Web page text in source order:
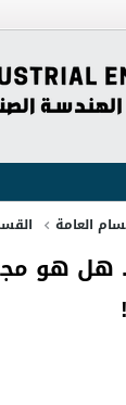
العامة
هل هو